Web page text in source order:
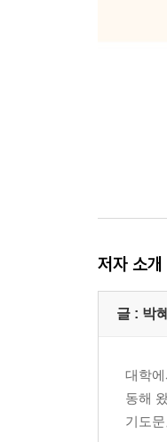
저자 소개
글 : 박
대학
동해
기도